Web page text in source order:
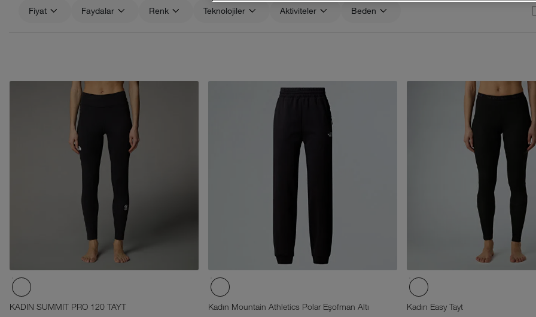
Fiyat Faydalar Renk Teknolojiler Aktiviteler Beden
KADIN SUMMIT PRO 120 TAYT Kadın Mountain Athletics Polar Eşofman Altı Kadın Easy Tayt